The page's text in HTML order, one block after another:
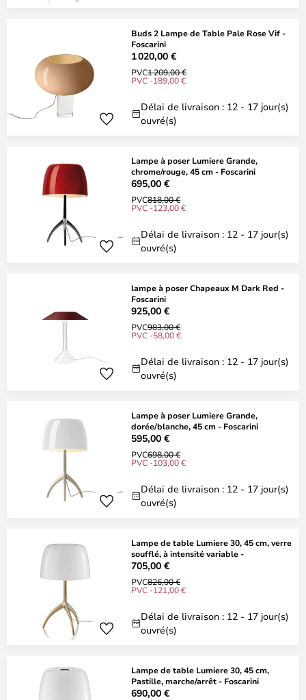
Buds 2 Lampe de Table Pale Rose Vif -
Foscarini
1 020,00 €
PVC1 209,00 €
PVC -189,00 €
Délai de livraison : 12 - 17 jour(s)
ouvré(s)
Lampe à poser Lumiere Grande,
chrome/rouge, 45 cm - Foscarini
695,00 €
PVC818,00 €
PVC -123,00 €
Délai de livraison : 12 - 17 jour(s)
ouvré(s)
lampe à poser Chapeaux M Dark Red -
Foscarini
925,00 €
PVC983,00 €
PVC -58,00 €
Délai de livraison : 12 - 17 jour(s)
ouvré(s)
Lampe à poser Lumiere Grande,
dorée/blanche, 45 cm - Foscarini
595,00 €
PVC698,00 €
PVC -103,00 €
Délai de livraison : 12 - 17 jour(s)
ouvré(s)
Lampe de table Lumiere 30, 45 cm, verre
soufflé, à intensité variable -
705,00 €
PVC826,00 €
PVC -121,00 €
Délai de livraison : 12 - 17 jour(s)
ouvré(s)
Lampe de table Lumiere 30, 45 cm,
Pastille, marche/arrêt - Foscarini
690,00 €